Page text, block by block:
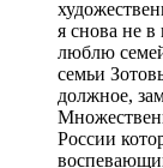
я снова не в
люблю
семьи
должное,
России